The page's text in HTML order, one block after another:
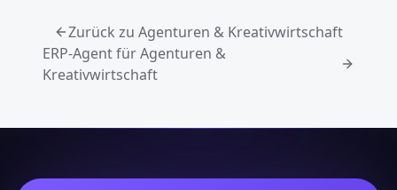
Zurück zu Agenturen & Kreativwirtschaft
ERP-Agent für Agenturen &
Kreativwirtschaft